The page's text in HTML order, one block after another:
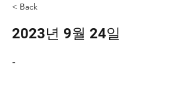
< Back
2023년 9월 24일
-